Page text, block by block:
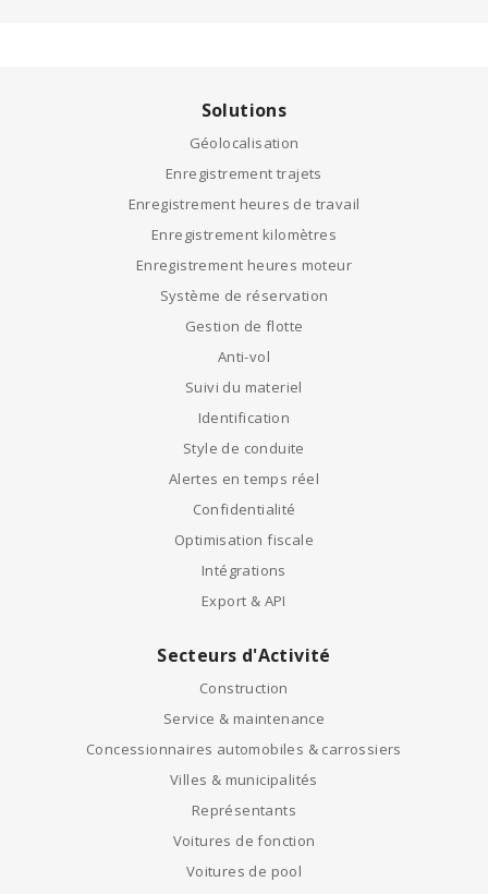
Solutions
Géolocalisation
Enregistrement trajets
Enregistrement heures de travail
Enregistrement kilomètres
Enregistrement heures moteur
Système de réservation
Gestion de flotte
Anti-vol
Suivi du materiel
Identification
Style de conduite
Alertes en temps réel
Confidentialité
Optimisation fiscale
Intégrations
Export & API
Secteurs d'Activité
Construction
Service & maintenance
Concessionnaires automobiles & carrossiers
Villes & municipalités
Représentants
Voitures de fonction
Voitures de pool